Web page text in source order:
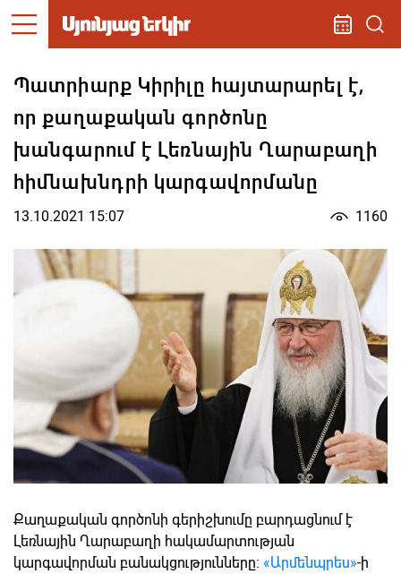
Պատրիարք Կիրիլը հայտարարել է,
որ քաղաքական գործոնը
խանգարում է Լեռնային Ղարաբաղի
հիմնախնդրի կարգավորմանը
13.10.2021 15:07 1160
Քաղաքական գործոնի գերիշխումը բարդացնում է
Լեռնային Ղարաբաղի հակամարտության
կարգավորման բանակցությունները: «Արմենպրես»-ի